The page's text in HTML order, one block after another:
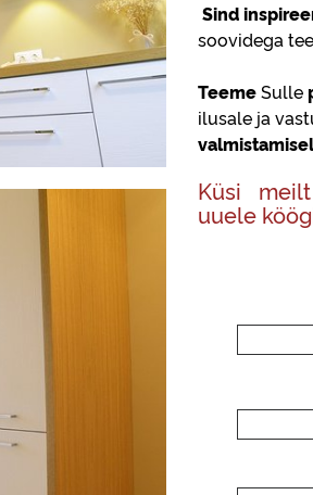
Sind
soovidega
TeemeSulle
ilusale ja
Küsi
uuele